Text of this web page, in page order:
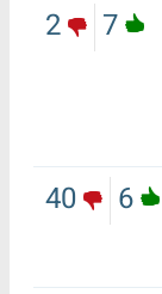
7
2
6
40